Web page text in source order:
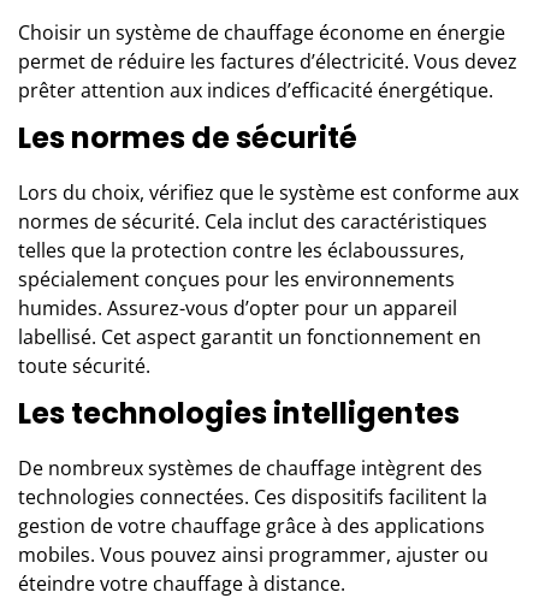
Choisir un système de chauffage économe en énergie
permet de réduire les factures d’électricité. Vous devez
prêter attention aux indices d’efficacité énergétique.
Les normes de sécurité
Lors du choix, vérifiez que le système est conforme aux
normes de sécurité. Cela inclut des caractéristiques
telles que la protection contre les éclaboussures,
spécialement conçues pour les environnements
humides. Assurez-vous d’opter pour un appareil
labellisé. Cet aspect garantit un fonctionnement en
toute sécurité.
Les technologies intelligentes
De nombreux systèmes de chauffage intègrent des
technologies connectées. Ces dispositifs facilitent la
gestion de votre chauffage grâce à des applications
mobiles. Vous pouvez ainsi programmer, ajuster ou
éteindre votre chauffage à distance.